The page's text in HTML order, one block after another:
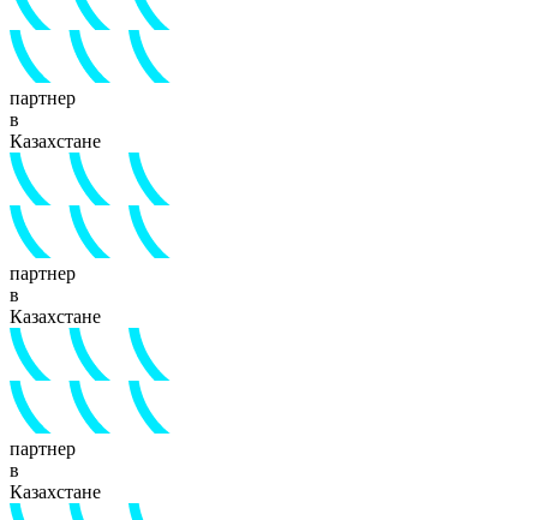
партнер
в
Казахстане
партнер
в
Казахстане
партнер
в
Казахстане